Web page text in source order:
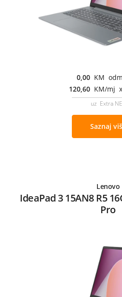
0,00 KM
120,60 KM/mj
uz Extra
Saznaj
Lenovo
IdeaPad 3 15AN8 R5
Pro